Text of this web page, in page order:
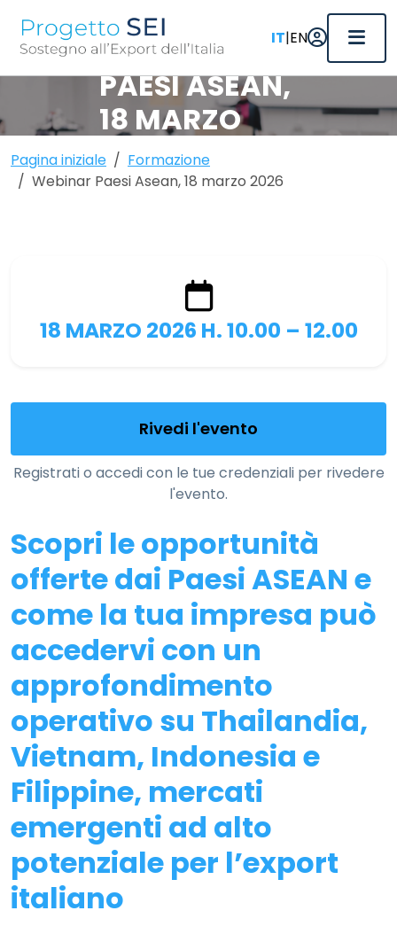
IT|EN
WEBINAR
PAESI ASEAN,
18 MARZO
2026
Pubblicato il 24/02/2026
Pagina iniziale
Formazione
Webinar Paesi Asean, 18 marzo 2026
18 MARZO 2026 H. 10.00 – 12.00
Rivedi l'evento
Registrati o accedi con le tue credenziali per rivedere
l'evento.
Scopri le opportunità
offerte dai Paesi ASEAN e
come la tua impresa può
accedervi con un
approfondimento
operativo su Thailandia,
Vietnam, Indonesia e
Filippine, mercati
emergenti ad alto
potenziale per l’export
italiano